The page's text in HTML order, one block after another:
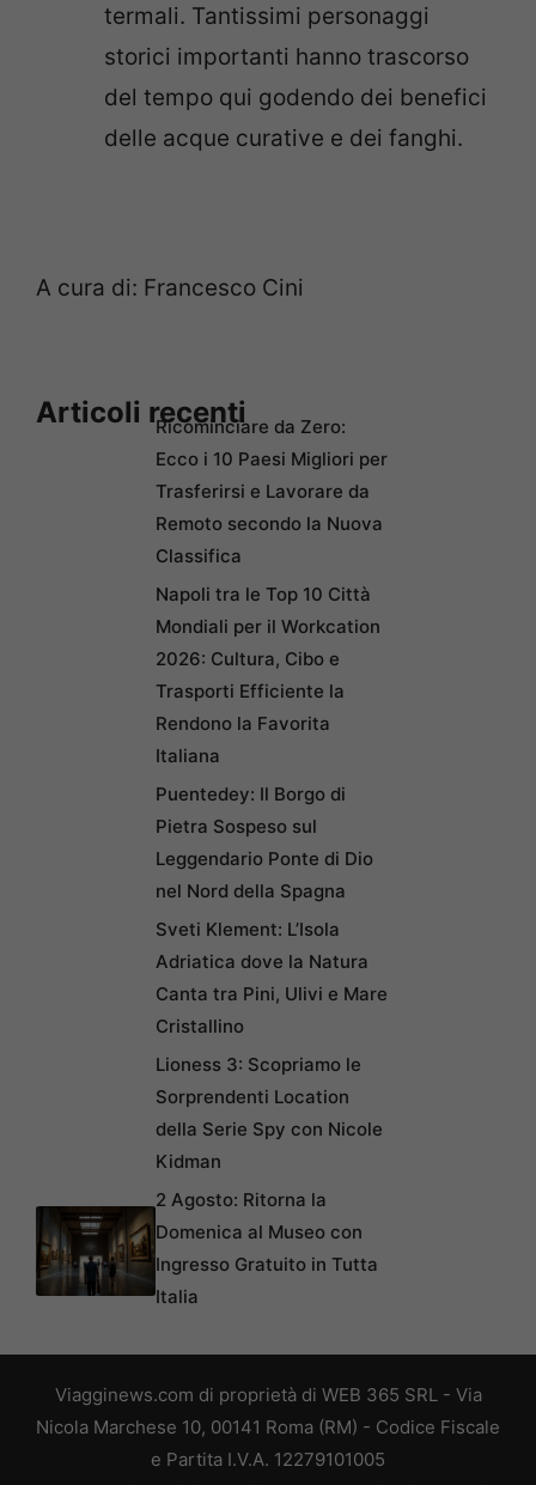
termali. Tantissimi personaggi
storici importanti hanno trascorso
del tempo qui godendo dei benefici
delle acque curative e dei fanghi.
A cura di: Francesco Cini
Articoli recentiRicominciare da Zero:
Ecco i 10 Paesi Migliori per
Trasferirsi e Lavorare da
Remoto secondo la Nuova
Classifica
Napoli tra le Top 10 Città
Mondiali per il Workcation
2026: Cultura, Cibo e
Trasporti Efficiente la
Rendono la Favorita
Italiana
Puentedey: Il Borgo di
Pietra Sospeso sul
Leggendario Ponte di Dio
nel Nord della Spagna
Sveti Klement: L’Isola
Adriatica dove la Natura
Canta tra Pini, Ulivi e Mare
Cristallino
Lioness 3: Scopriamo le
Sorprendenti Location
della Serie Spy con Nicole
Kidman
2 Agosto: Ritorna la
Domenica al Museo con
Ingresso Gratuito in Tutta
Italia
Viagginews.com di proprietà di WEB 365 SRL - Via
Nicola Marchese 10, 00141 Roma (RM) - Codice Fiscale
e Partita I.V.A. 12279101005